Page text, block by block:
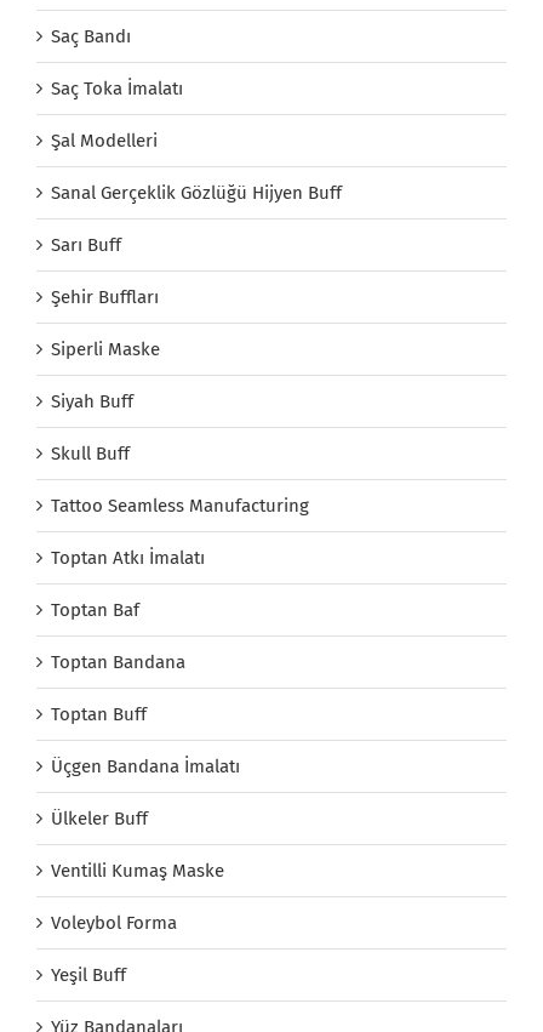
Saç Bandı
Saç Toka İmalatı
Şal Modelleri
Sanal Gerçeklik Gözlüğü Hijyen Buff
Sarı Buff
Şehir Buffları
Siperli Maske
Siyah Buff
Skull Buff
Tattoo Seamless Manufacturing
Toptan Atkı İmalatı
Toptan Baf
Toptan Bandana
Toptan Buff
Üçgen Bandana İmalatı
Ülkeler Buff
Ventilli Kumaş Maske
Voleybol Forma
Yeşil Buff
Yüz Bandanaları